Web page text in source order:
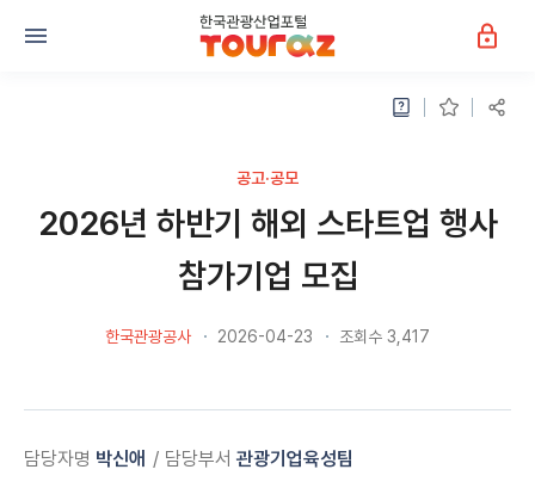
공고·공모
2026년 하반기 해외 스타트업 행사
참가기업 모집
한국관광공사 2026-04-23 조회수 3,417
담당자명 박신애 담당부서 관광기업육성팀